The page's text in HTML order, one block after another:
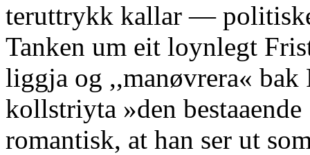
teruttrykk kallar —
Tanken um eit loynlegt
liggja og ,,manøvrera«
kollstriyta »den
romantisk, at han ser ut